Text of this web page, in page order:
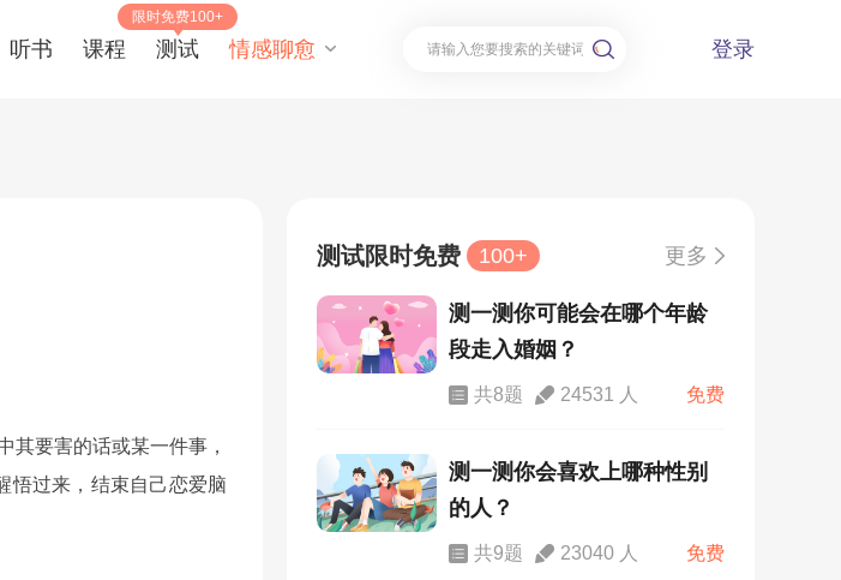
听书 课程 测试
限时免费100+
情感聊愈 登录
其要害的话或某一件事，
悟过来，结束自己恋爱脑
测试限时免费 100+ 更多
测一测你可能会在哪个年龄
段走入婚姻？
共8题 24531 人 免费
测一测你会喜欢上哪种性别
的人？
共9题 23040 人 免费